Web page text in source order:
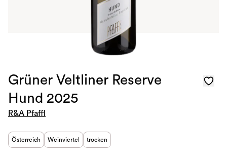
Grüner Veltliner Reserve
Hund 2025
R&A Pfaffl
Österreich Weinviertel trocken